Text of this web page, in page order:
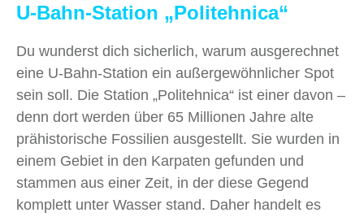
U-Bahn-Station „Politehnica“
Du wunderst dich sicherlich, warum ausgerechnet
eine U-Bahn-Station ein außergewöhnlicher Spot
sein soll. Die Station „Politehnica“ ist einer davon –
denn dort werden über 65 Millionen Jahre alte
prähistorische Fossilien ausgestellt. Sie wurden in
einem Gebiet in den Karpaten gefunden und
stammen aus einer Zeit, in der diese Gegend
komplett unter Wasser stand. Daher handelt es